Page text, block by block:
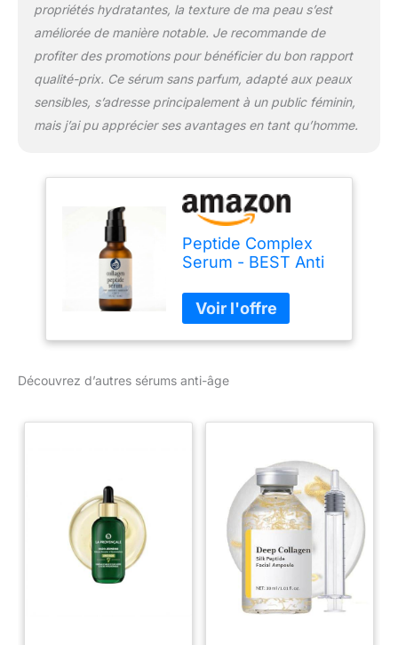
propriétés hydratantes, la texture de ma peau s’est
améliorée de manière notable. Je recommande de
profiter des promotions pour bénéficier du bon rapport
qualité-prix. Ce sérum sans parfum, adapté aux peaux
sensibles, s’adresse principalement à un public féminin,
mais j’ai pu apprécier ses avantages en tant qu’homme.
Peptide Complex
Serum - BEST Anti
Wrinkle Skin Care -
Advanced Delivery
- Facial Skin Care -
Plump, Smooth and
Even Skin - For
- Amazing
Guarantee 1oz by
Foxbrim
Découvrez d’autres sérums anti-âge